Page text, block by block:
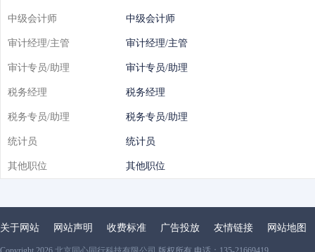
中级会计师 中级会计师
审计经理/主管 审计经理/主管
审计专员/助理 审计专员/助理
税务经理 税务经理
税务专员/助理 税务专员/助理
统计员 统计员
其他职位 其他职位
关于网站 网站声明 收费标准 广告投放 友情链接 网站地图